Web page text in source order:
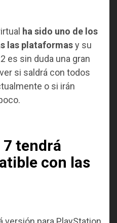
ha sido uno de los
las plataformasy su
es sin duda una gran
si saldrá con todos
o si irán
tendrá
con las